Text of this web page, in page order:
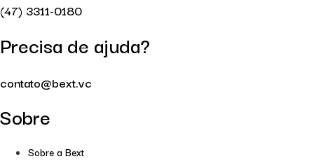
(47) 3311-0180
Precisa de ajuda?
contato@bext.vc
Sobre
Sobre a Bext